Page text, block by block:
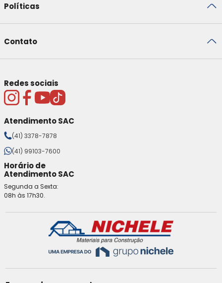
Políticas
Contato
Redes sociais
Atendimento SAC
(41) 3378-7878
(41) 99103-7600
Horário de
Atendimento SAC
Segunda a Sexta:
08h às 17h30.